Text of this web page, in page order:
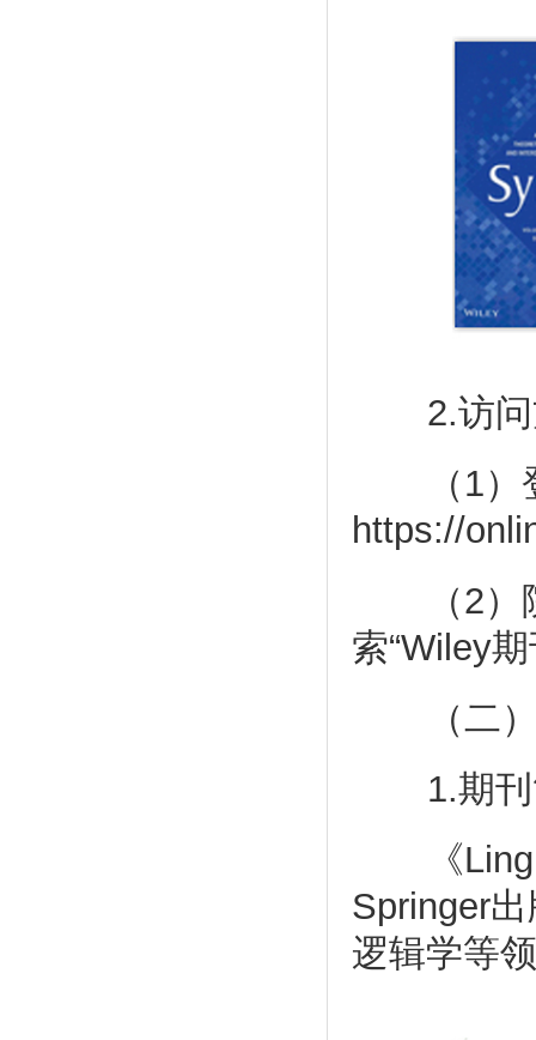
2.访问
（1）
https://
（2）院
索“Wiley
（二）
1.期刊
《
Springer
逻辑学等